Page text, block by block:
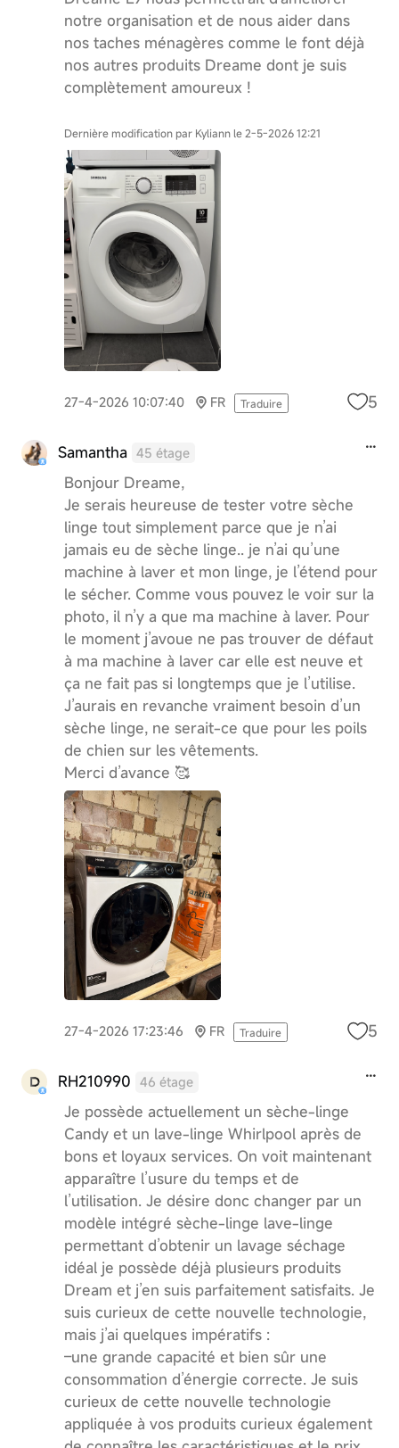
notre organisation et de nous aider dans
nos taches ménagères comme le font déjà
nos autres produits Dreame dont je suis
complètement amoureux !
Dernière modification par Kyliann le 2-5-2026 12:21
27-4-2026 10:07:40 FR Traduire 5
Samantha 45 étage
Bonjour Dreame,
Je serais heureuse de tester votre sèche
linge tout simplement parce que je n’ai
jamais eu de sèche linge.. je n’ai qu’une
machine à laver et mon linge, je l’étend pour
le sécher. Comme vous pouvez le voir sur la
photo, il n’y a que ma machine à laver. Pour
le moment j’avoue ne pas trouver de défaut
à ma machine à laver car elle est neuve et
ça ne fait pas si longtemps que je l’utilise.
J’aurais en revanche vraiment besoin d’un
sèche linge, ne serait-ce que pour les poils
de chien sur les vêtements.
Merci d’avance 🥰
27-4-2026 17:23:46 FR Traduire 5
RH210990 46 étage
Je possède actuellement un sèche-linge
Candy et un lave-linge Whirlpool après de
bons et loyaux services. On voit maintenant
apparaître l’usure du temps et de
l’utilisation. Je désire donc changer par un
modèle intégré sèche-linge lave-linge
permettant d’obtenir un lavage séchage
idéal je possède déjà plusieurs produits
Dream et j’en suis parfaitement satisfaits. Je
suis curieux de cette nouvelle technologie,
mais j’ai quelques impératifs :
–une grande capacité et bien sûr une
consommation d’énergie correcte. Je suis
curieux de cette nouvelle technologie
appliquée à vos produits curieux également